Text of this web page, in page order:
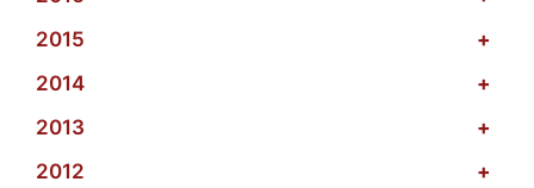
2015
+
2014
+
2013
+
2012
+